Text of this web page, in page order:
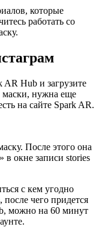
которые
работать со
Hub и загрузите
маски, нужна еще
на сайте Spark AR.
После этого она
в окне записи stories
с кем угодно
чего придется
можно на 60 минут